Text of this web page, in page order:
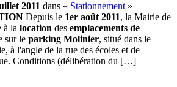
2011 dans « Stationnement »
Depuis le 1er août 2011, la Mairie de
à la location des emplacements de
sur le parking Molinier, situé dans le
à l'angle de la rue des écoles et de
Conditions (délibération du […]